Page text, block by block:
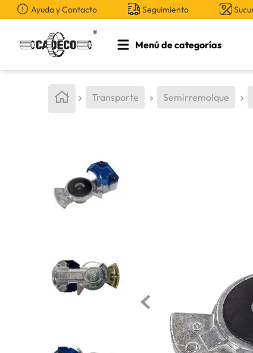
Ayuda y Contacto Seguimiento
Menú de categorías
Transporte Semirremolque
TÉRMINOS MÁS BUSCADOS
5
10